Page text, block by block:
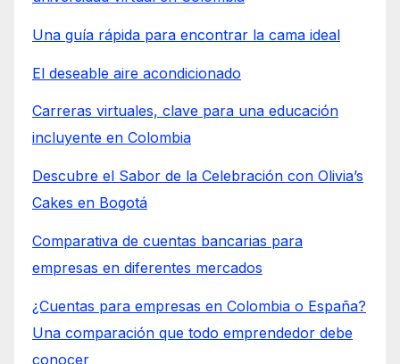
Una guía rápida para encontrar la cama ideal
El deseable aire acondicionado
Carreras virtuales, clave para una educación
incluyente en Colombia
Descubre el Sabor de la Celebración con Olivia’s
Cakes en Bogotá
Comparativa de cuentas bancarias para
empresas en diferentes mercados
¿Cuentas para empresas en Colombia o España?
Una comparación que todo emprendedor debe
conocer